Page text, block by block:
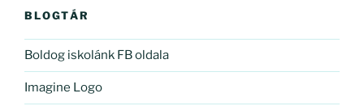
BLOGTÁR
Boldog iskolánk FB oldala
Imagine Logo